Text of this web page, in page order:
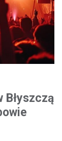
Błyszczą